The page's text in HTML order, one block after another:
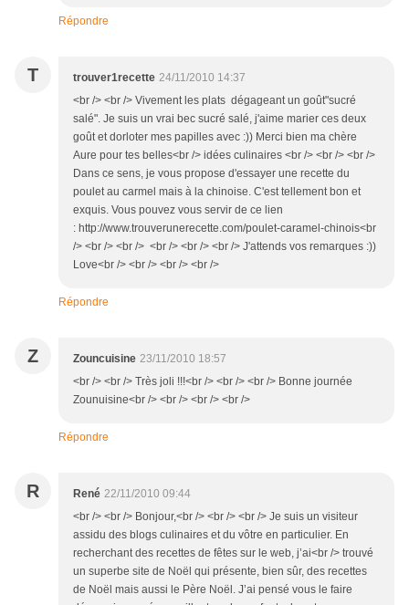
Répondre
T trouver1recette 24/11/2010 14:37
<br /> <br /> Vivement les plats dégageant un goût"sucré
salé". Je suis un vrai bec sucré salé, j'aime marier ces deux
goût et dorloter mes papilles avec :)) Merci bien ma chère
Aure pour tes belles<br /> idées culinaires <br /> <br /> <br />
Dans ce sens, je vous propose d'essayer une recette du
poulet au carmel mais à la chinoise. C'est tellement bon et
exquis. Vous pouvez vous servir de ce lien
: http://www.trouverunerecette.com/poulet-caramel-chinois<br
/> <br /> <br /> <br /> <br /> <br /> J'attends vos remarques :))
Love<br /> <br /> <br /> <br />
Répondre
Z Zouncuisine 23/11/2010 18:57
<br /> <br /> Très joli !!!<br /> <br /> <br /> Bonne journée
Zounuisine<br /> <br /> <br /> <br />
Répondre
R René 22/11/2010 09:44
<br /> <br /> Bonjour,<br /> <br /> <br /> Je suis un visiteur
assidu des blogs culinaires et du vôtre en particulier. En
recherchant des recettes de fêtes sur le web, j’ai<br /> trouvé
un superbe site de Noël qui présente, bien sûr, des recettes
de Noël mais aussi le Père Noël. J’ai pensé vous le faire